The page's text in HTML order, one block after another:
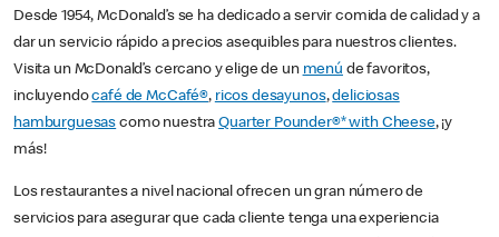
Desde 1954, McDonald’s se ha dedicado a servir comida de calidad y a
dar un servicio rápido a precios asequibles para nuestros clientes.
Visita un McDonald’s cercano y elige de un menú de favoritos,
incluyendocafé de McCafé®, ricos desayunos,deliciosas
hamburguesas como nuestraQuarter Pounder®* with Cheese, ¡y
más!
Los restaurantes a nivel nacional ofrecen un gran número de
servicios para asegurar que cada cliente tenga una experiencia